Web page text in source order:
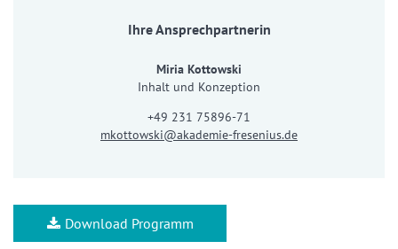
Ihre Ansprechpartnerin
Miria Kottowski
Inhalt und Konzeption
+49 231 75896-71
mkottowski@akademie-fresenius.de
Download Programm